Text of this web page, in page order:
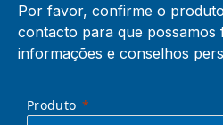
Por favor, confirme o
contacto para que
informações e conselhos
Produto